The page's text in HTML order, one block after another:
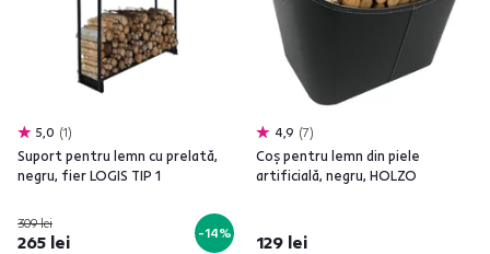
5,0 1
Suport pentru lemn cu prelată,
negru, fier LOGIS TIP 1
309 lei
265 lei -14%
4,9 7
Coş pentru lemn din piele
artificială, negru, HOLZO
129 lei